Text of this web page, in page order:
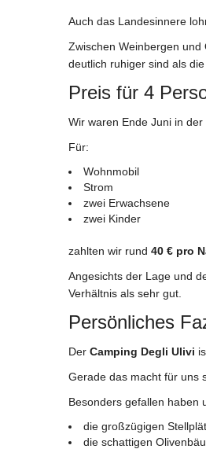
Auch das Landesinnere
Zwischen Weinbergen
deutlich ruhiger sind als
Preis für 4
Wir waren Ende Juni in der
Für:
Wohnmobil
Strom
zwei Erwachsene
zwei Kinder
zahlten wir rund 40 € pro
Angesichts der Lage und
Verhältnis als sehr gut.
Persönliches
Der Camping Degli Ulivi
Gerade das macht für uns
Besonders gefallen haben
die großzügigen
die schattigen